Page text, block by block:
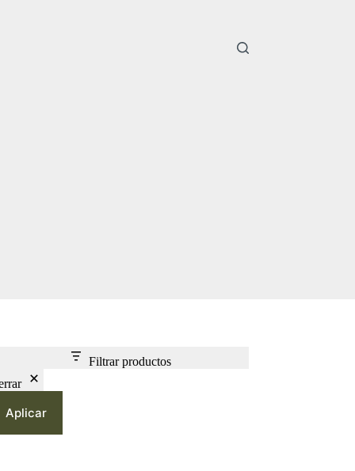
Filtrar productos
Aplicar